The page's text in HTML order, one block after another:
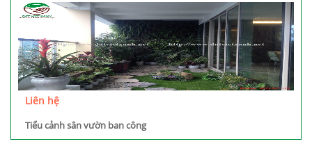
Liên hệ
Tiểu cảnh sân vườn ban công